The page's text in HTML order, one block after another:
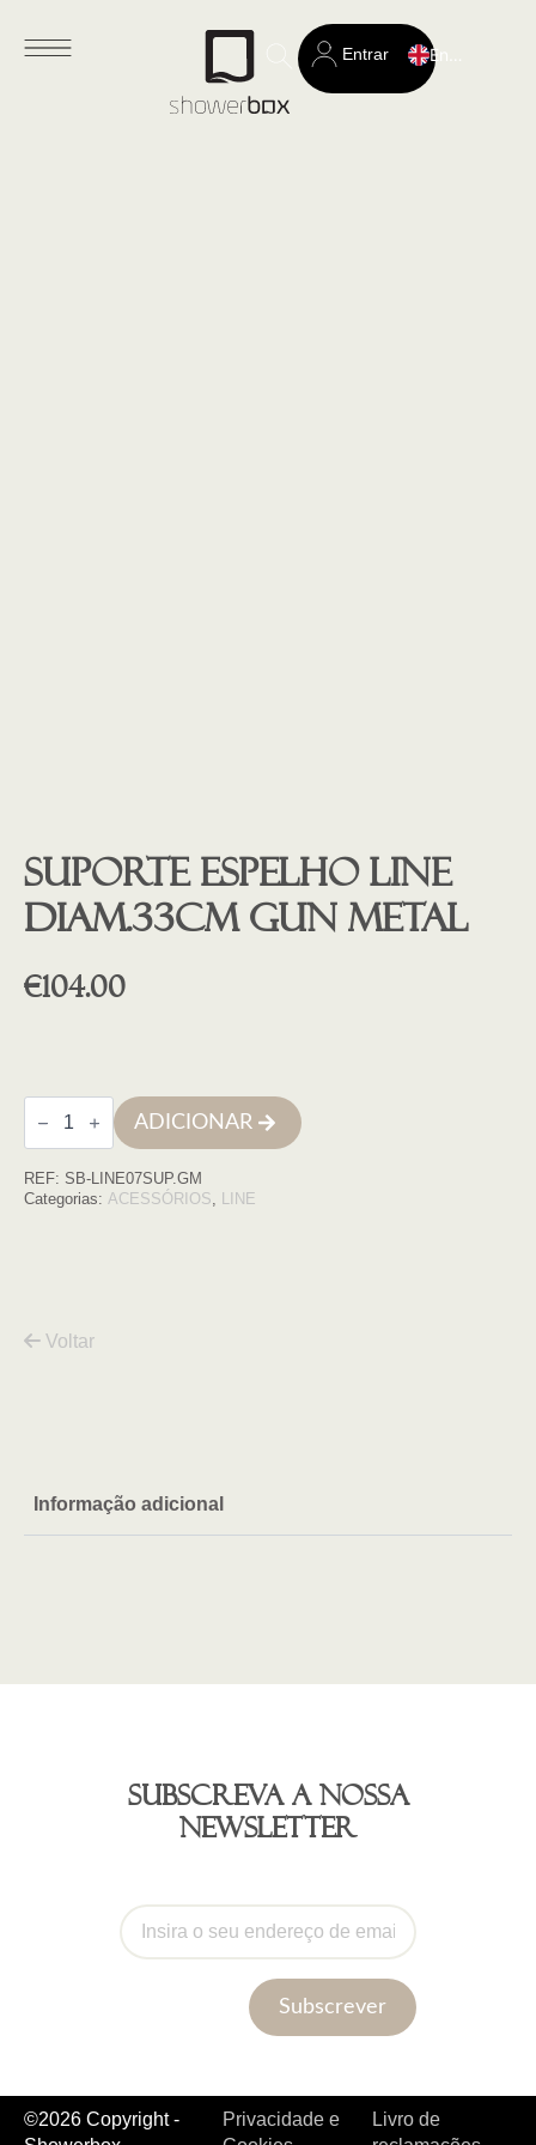
Search
for:
Entrar
Suporte Espelho Line
diam.33cm GUN METAL
€104.00
Quantidade
de
Suporte
Line
diam.33cm
ADICIONAR
REF: SB-LINE07SUP.GM
Categorias: ACESSÓRIOS, LINE
Voltar
Informação adicional
Subscreva a nossa
newsletter
Subscrever
©2026 Copyright -
Privacidade e
Livro de